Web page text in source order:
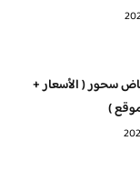
سحور ( الأسعار +
)